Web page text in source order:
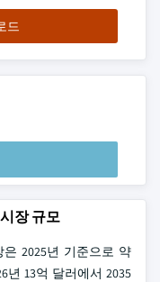
드
장 규모
2025년 기준으로 약
년 13억 달러에서 2035